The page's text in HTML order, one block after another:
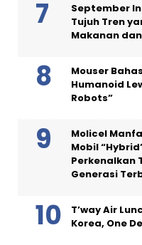
September
Tujuh Tren
Makanan
Mouser
Humanoid
Robots”
Molicel
Mobil
Perkenalkan
Generasi
T’way Air
Korea, One